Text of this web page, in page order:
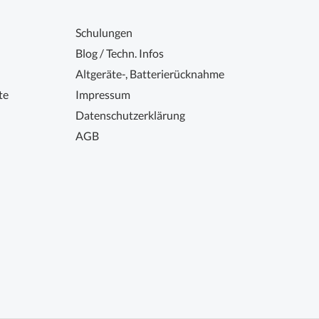
Schulungen
Blog / Techn. Infos
Altgeräte-, Batterierücknahme
Impressum
Datenschutzerklärung
AGB